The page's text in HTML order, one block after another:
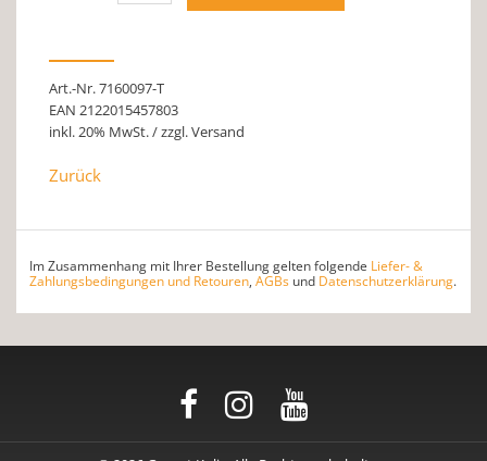
Art.-Nr. 7160097-T
EAN 2122015457803
inkl. 20% MwSt. / zzgl. Versand
Zurück
Im Zusammenhang mit Ihrer Bestellung gelten folgende Liefer- &
Zahlungsbedingungen und Retouren, AGBs und Datenschutzerklärung.